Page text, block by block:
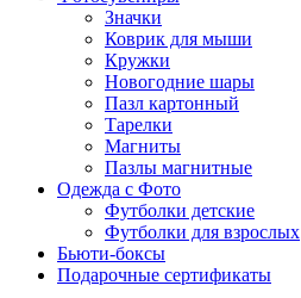
Значки
Коврик для мыши
Кружки
Новогодние шары
Пазл картонный
Тарелки
Магниты
Пазлы магнитные
Одежда с Фото
Футболки детские
Футболки для взрослых
Бьюти-боксы
Подарочные сертификаты